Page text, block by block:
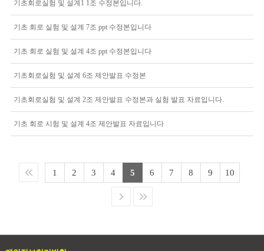
기초회로실험 및 설계1 1조 수정본입니다.
기초 회로 실험 및 설계 7조 ppt 수정본입니다
기초 회로 실험 및 설계 4조 ppt 수정본입니다
기초회로실험 및 설계 6조 제안발표 수정본
기초회로실험 및 설계 2조 제안발표 수정본과 실험 발표 자료입니다.
기초 회로 시험 및 설계 4조 제안발표 자료입니다
1 2 3 4 5 6 7 8 9 10